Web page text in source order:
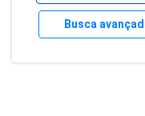
Busca